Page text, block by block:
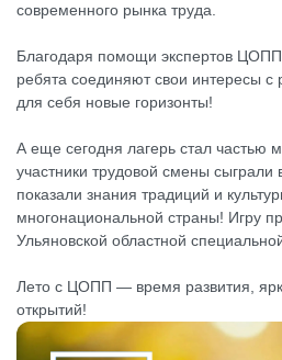
современного рынка труда.
Благодаря помощи экспертов ЦОПП
ребята соединяют свои интересы с
для себя новые горизонты!
А еще сегодня лагерь стал частью
участники трудовой смены
показали знания традиций и
многонациональной страны! Игру
Ульяновской областной
Лето с ЦОПП — время развития,
открытий!